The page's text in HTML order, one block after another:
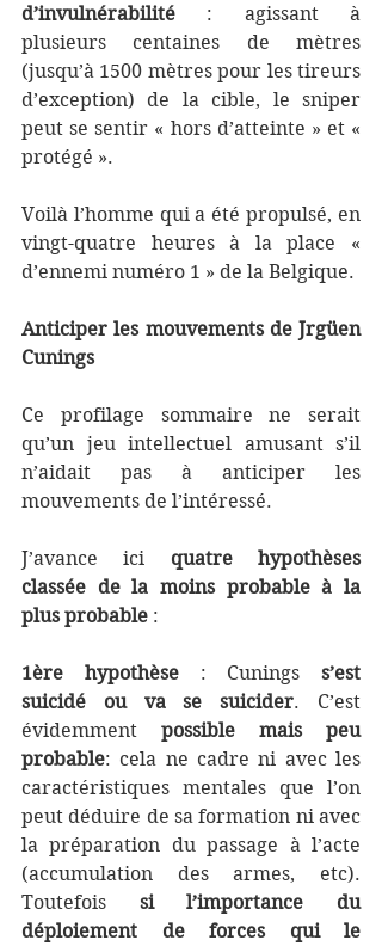
d’invulnérabilité : agissant à
plusieurs centaines de mètres
(jusqu’à 1500 mètres pour les tireurs
d’exception) de la cible, le sniper
peut se sentir « hors d’atteinte » et «
protégé ».
Voilà l’homme qui a été propulsé, en
vingt-quatre heures à la place «
d’ennemi numéro 1 » de la Belgique.
Anticiper les mouvements de Jrgüen
Cunings
Ce profilage sommaire ne serait
qu’un jeu intellectuel amusant s’il
n’aidait pas à anticiper les
mouvements de l’intéressé.
J’avance ici quatre hypothèses
classée de la moins probable à la
plus probable :
1ère hypothèse : Cunings s’est
suicidé ou va se suicider. C’est
évidemment possible mais peu
probable: cela ne cadre ni avec les
caractéristiques mentales que l’on
peut déduire de sa formation ni avec
la préparation du passage à l’acte
(accumulation des armes, etc).
Toutefois si l’importance du
déploiement de forces qui le